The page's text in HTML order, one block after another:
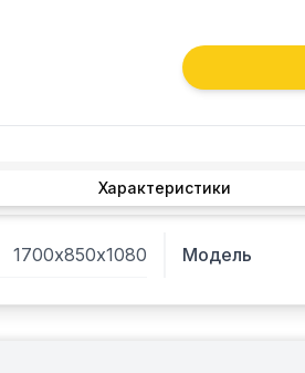
Характеристики
1700х850х1080 Модель